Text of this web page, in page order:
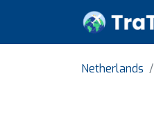
Netherlands